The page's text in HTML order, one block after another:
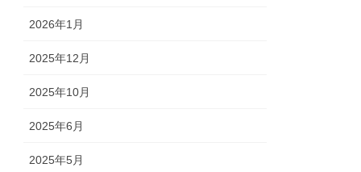
2026年1月
2025年12月
2025年10月
2025年6月
2025年5月